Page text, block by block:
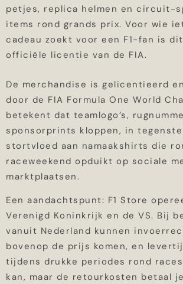
petjes, replica helmen en circuit-
items rond grands prix. Voor wie
cadeau zoekt voor een F1-fan is
officiële licentie van de FIA.
De merchandise is gelicentieerd
door de FIA Formula One World
betekent dat teamlogo’s,
sponsorprints kloppen, in
stortvloed aan namaakshirts die
raceweekend opduikt op sociale
marktplaatsen.
Een aandachtspunt: F1 Store
Verenigd Koninkrijk en de VS. Bij
vanuit Nederland kunnen
bovenop de prijs komen, en
tijdens drukke periodes rond
kan, maar de retourkosten betaal